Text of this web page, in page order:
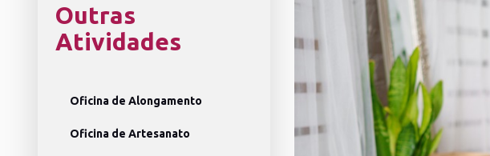
Outras
Atividades
Oficina de Alongamento
Oficina de Artesanato